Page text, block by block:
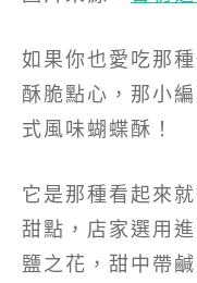
如果你也愛吃那
酥脆點心，那小
式風味蝴蝶酥！
它是那種看起來
甜點，店家選用
鹽之花，甜中帶